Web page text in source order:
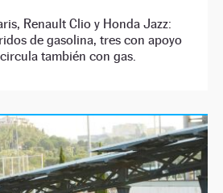
Renault Clio y Honda Jazz:
de gasolina, tres con apoyo
también con gas.